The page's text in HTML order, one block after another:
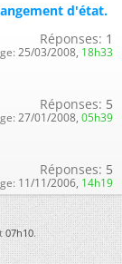
d'état.
Réponses: 1
25/03/2008, 18h33
Réponses: 5
27/01/2008, 05h39
Réponses: 5
11/11/2006, 14h19
07h10.